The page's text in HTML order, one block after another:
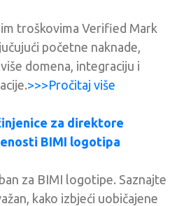
troškovima Verified Mark
početne naknade,
domena, integraciju i
>>>Pročitaj više
za direktore
BIMI logotipa
za BIMI logotipe. Saznajte
kako izbjeći uobičajene